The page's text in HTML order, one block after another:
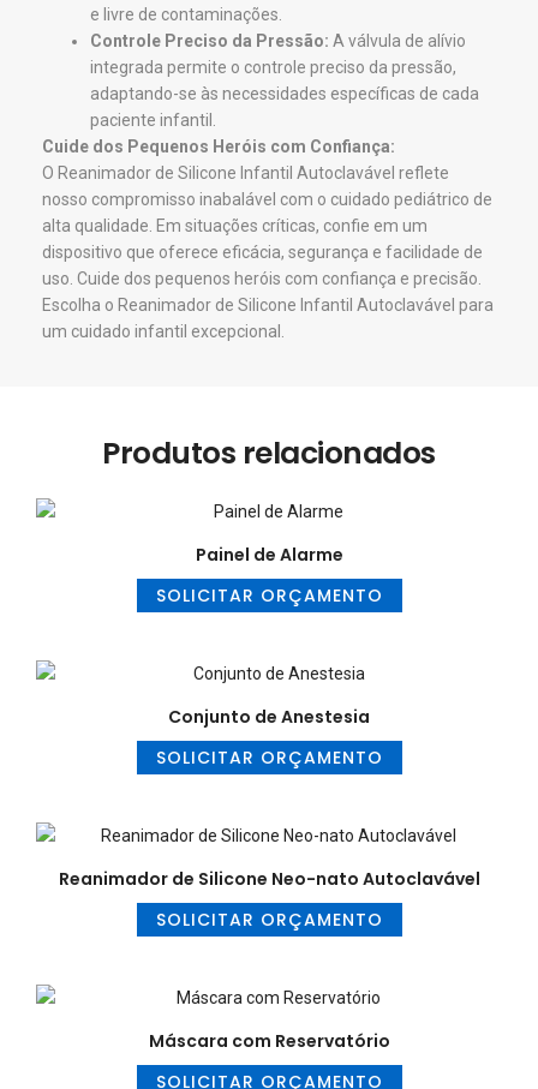
e livre de contaminações.
Controle Preciso da Pressão: A válvula de alívio
integrada permite o controle preciso da pressão,
adaptando-se às necessidades específicas de cada
paciente infantil.
Cuide dos Pequenos Heróis com Confiança:
O Reanimador de Silicone Infantil Autoclavável reflete
nosso compromisso inabalável com o cuidado pediátrico de
alta qualidade. Em situações críticas, confie em um
dispositivo que oferece eficácia, segurança e facilidade de
uso. Cuide dos pequenos heróis com confiança e precisão.
Escolha o Reanimador de Silicone Infantil Autoclavável para
um cuidado infantil excepcional.
Produtos relacionados
Painel de Alarme
SOLICITAR ORÇAMENTO
Conjunto de Anestesia
SOLICITAR ORÇAMENTO
Reanimador de Silicone Neo-nato Autoclavável
SOLICITAR ORÇAMENTO
Máscara com Reservatório
SOLICITAR ORÇAMENTO